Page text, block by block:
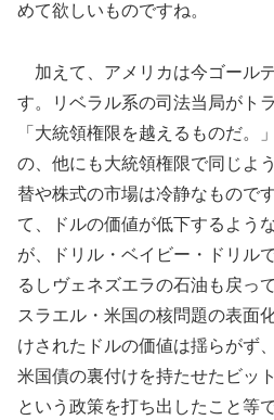
めて欲しいものですね。
加えて、アメリカは今ゴール
す。リベラル系の司法当局がト
「大統領権限を越えるものだ。
の、他にも大統領権限で同じよ
替や株式の市場は冷静なもので
て、ドルの価値が低下するよう
が、ドリル・ベイビー・ドリル
るしヴェネズエラの石油も戻っ
スラエル・米国の核問題の表面
けされたドルの価値は揺らがず
米国債の裏付けを持たせたビッ
という政策を打ち出したこと等